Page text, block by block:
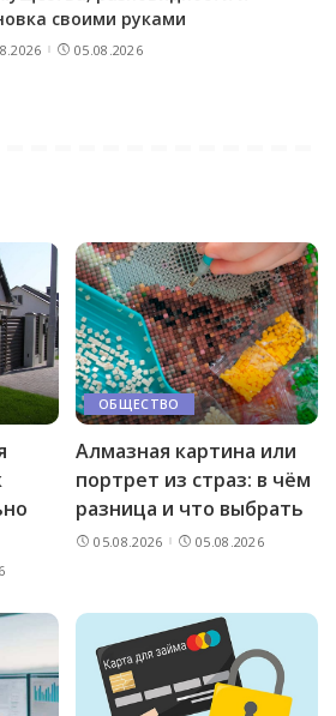
своими руками
05.08.2026
ОБЩЕСТВО
Алмазная картина или
портрет из страз: в чём
разница и что выбрать
05.08.2026 05.08.2026